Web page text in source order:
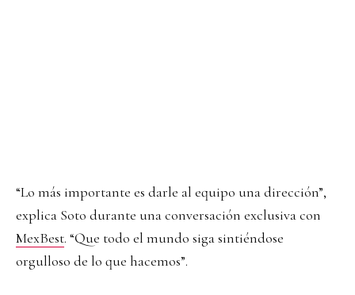
“Lo más importante es darle al equipo una dirección”,
explica Soto durante una conversación exclusiva con
MexBest. “Que todo el mundo siga sintiéndose
orgulloso de lo que hacemos”.